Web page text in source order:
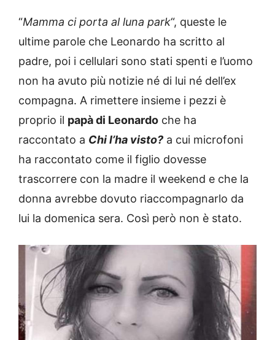
“Mamma ci porta al luna park“, queste le
ultime parole che Leonardo ha scritto al
padre, poi i cellulari sono stati spenti e l’uomo
non ha avuto più notizie né di lui né dell’ex
compagna. A rimettere insieme i pezzi è
proprio il papà di Leonardo che ha
raccontato a Chi l’ha visto? a cui microfoni
ha raccontato come il figlio dovesse
trascorrere con la madre il weekend e che la
donna avrebbe dovuto riaccompagnarlo da
lui la domenica sera. Così però non è stato.